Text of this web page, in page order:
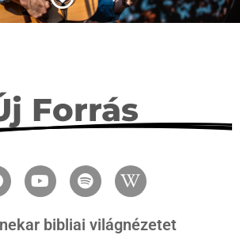
Forrás
bibliai világnézetet